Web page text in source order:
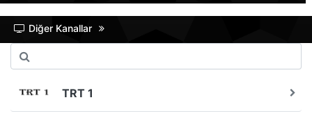
Diğer Kanallar
TRT 1